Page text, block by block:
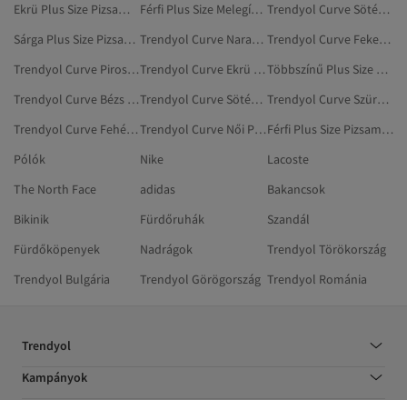
Ekrü Plus Size Pizsamaszettek
Férfi Plus Size Melegítő Szettek
Trendyol Curve Sötétkék Plus Size Fürdőruhák
Sárga Plus Size Pizsamaszettek
Trendyol Curve Narancs Plus Size Pizsamaszettek
Trendyol Curve Fekete Plus Size Pizsamaszettek
Trendyol Curve Piros Pizsamaszettek
Trendyol Curve Ekrü Plus Size Pizsamaszettek
Többszínű Plus Size Pizsamaszettek
Trendyol Curve Bézs Plus Size Pizsamaszettek
Trendyol Curve Sötétkék Plus Size Hálóingek
Trendyol Curve Szürke Pizsamaszettek
Trendyol Curve Fehér Plus Size Pizsamaszettek
Trendyol Curve Női Plus Size Pizsamaszettek
Férfi Plus Size Pizsamaalsók
Pólók
Nike
Lacoste
The North Face
adidas
Bakancsok
Bikinik
Fürdőruhák
Szandál
Fürdőköpenyek
Nadrágok
Trendyol Törökország
Trendyol Bulgária
Trendyol Görögország Trendyol Románia
Trendyol
Kampányok